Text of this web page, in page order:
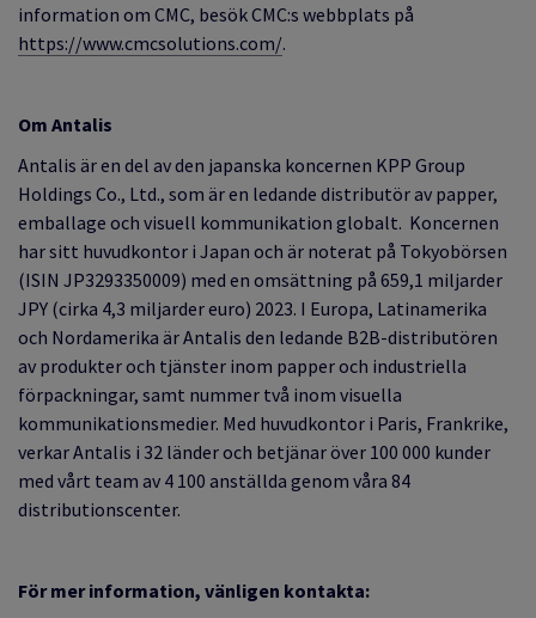
information om CMC, besök CMC:s webbplats på
https://www.cmcsolutions.com/.
Om Antalis
Antalis är en del av den japanska koncernen KPP Group
Holdings Co., Ltd., som är en ledande distributör av papper,
emballage och visuell kommunikation globalt. Koncernen
har sitt huvudkontor i Japan och är noterat på Tokyobörsen
(ISIN JP3293350009) med en omsättning på 659,1 miljarder
JPY (cirka 4,3 miljarder euro) 2023. I Europa, Latinamerika
och Nordamerika är Antalis den ledande B2B-distributören
av produkter och tjänster inom papper och industriella
förpackningar, samt nummer två inom visuella
kommunikationsmedier. Med huvudkontor i Paris, Frankrike,
verkar Antalis i 32 länder och betjänar över 100 000 kunder
med vårt team av 4 100 anställda genom våra 84
distributionscenter.
För mer information, vänligen kontakta: